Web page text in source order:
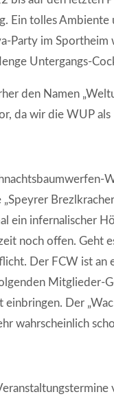
Ein tolles
Party im Sportheim
Untergangs-
den Namen
da wir die WUP
ein infernalischer
noch offen. Geht
Der FCW ist
Mitglieder-
Der
wahrscheinlich